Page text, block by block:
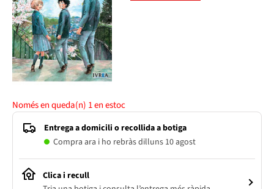
Només en queda(n) 1en estoc
Entrega a domicili o recollida a botiga
Compra ara i ho rebràs dilluns 10 agost
Clica i recull